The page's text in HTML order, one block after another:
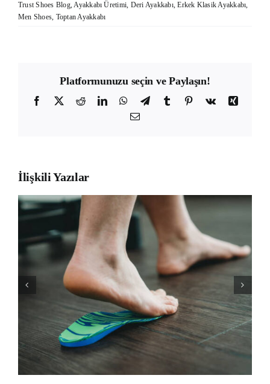
Trust Shoes Blog,Ayakkabı Üretimi, Deri Ayakkabı,Erkek Klasik Ayakkabı,
Men Shoes, Toptan Ayakkabı
Platformunuzu seçin ve Paylaşın!
Facebook
X RedditLinkedInWhatsApp
TelegramTumblr Pinterest
Vk
Xing
E-
İlişkili Yazılar